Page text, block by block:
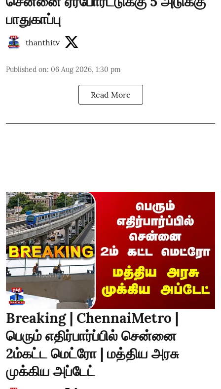
பாதுகாப்பு
thanthitv
Published on: 06 Aug 2026, 1:30 pm
Read More
Breaking | ChennaiMetro |
பெரும் எதிர்பார்ப்பில் சென்னை
2ம்கட்ட மெட்ரோ | மத்திய அரசு
முக்கிய அப்டேட்